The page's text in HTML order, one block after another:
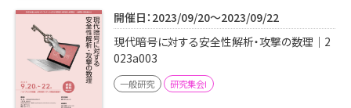
開催日：2023/09/20～2023/09/22
現代暗号に対する安全性解析・攻撃の数理｜2
023a003
一般研究 研究集会I